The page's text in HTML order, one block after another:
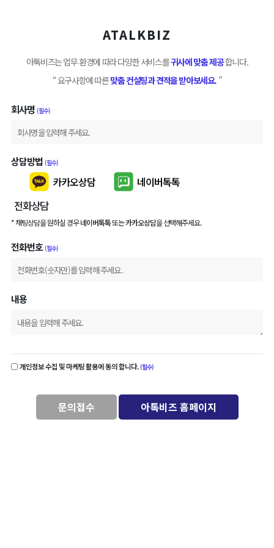
ATALKBIZ
아톡비즈는 업무 환경에 따라 다양한 서비스를귀사에 맞춤 제공합니다.
“ 요구사항에 따른맞춤 컨설팅과 견적을 받아보세요. ”
회사명 (필수)
상담방법 (필수)
전화상담
카카오상담 네이버톡톡
* 채팅상담을 원하실 경우네이버톡톡또는카카오상담을 선택해주세요.
전화번호 (필수)
내용
개인정보 수집 및 마케팅 활용에 동의 합니다. (필수)
문의접수 아톡비즈 홈페이지